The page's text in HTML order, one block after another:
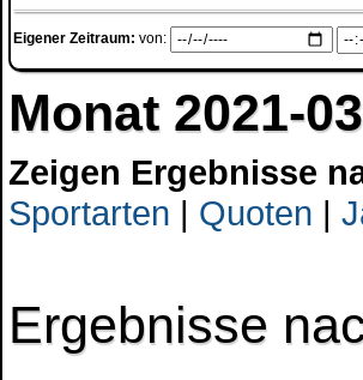
Eigener Zeitraum: von:
Monat 2021-03
Zeigen Ergebnisse
Sportarten | Quoten |
Ergebnisse